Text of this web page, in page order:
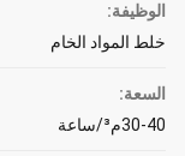
الوظيفة:
خلط المواد الخام
السعة:
30-40م³/ساعة